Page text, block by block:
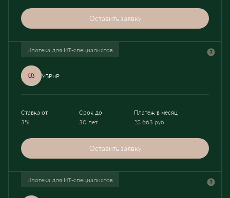
Оставить заявку
Ипотека для ИТ-специалистов
УБРиР
Ставка от
3%
Срок до
30 лет
Платеж в месяц
28 663 руб.
Оставить заявку
Ипотека для ИТ-специалистов